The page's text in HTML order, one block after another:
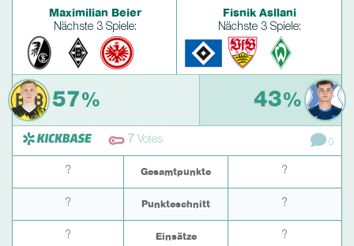
Maximilian Beier
Nächste 3 Spiele:
Fisnik Asllani
Nächste 3 Spiele:
57% 43%
7 Votes 0
? Gesamtpunkte ?
? Punkteschnitt ?
? Einsätze ?